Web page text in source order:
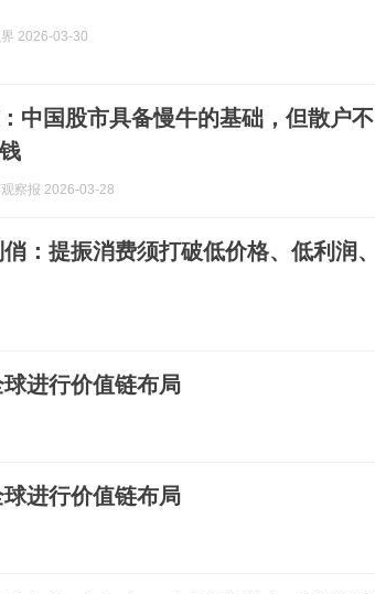
2026-03-30
中国股市具备慢牛的基础，但散户不
察报 2026-03-28
：提振消费须打破低价格、低利润、
进行价值链布局
进行价值链布局